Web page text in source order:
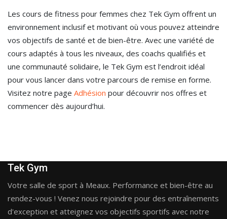
Les cours de fitness pour femmes chez Tek Gym offrent un
environnement inclusif et motivant où vous pouvez atteindre
vos objectifs de santé et de bien-être. Avec une variété de
cours adaptés à tous les niveaux, des coachs qualifiés et
une communauté solidaire, le Tek Gym est l’endroit idéal
pour vous lancer dans votre parcours de remise en forme.
Visitez notre page Adhésion pour découvrir nos offres et
commencer dès aujourd’hui.
Tek Gym
Votre salle de sport à Meaux. Performance et bien-être au
rendez-vous ! Venez nous rejoindre pour des entraînements
d'exception et atteignez vos objectifs sportifs avec notre